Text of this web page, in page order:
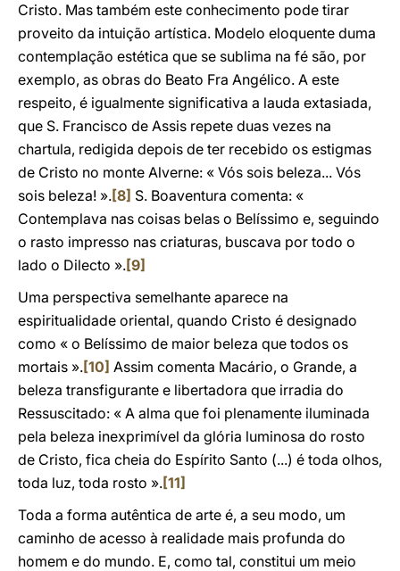
Cristo. Mas também este conhecimento pode tirar
proveito da intuição artística. Modelo eloquente duma
contemplação estética que se sublima na fé são, por
exemplo, as obras do Beato Fra Angélico. A este
respeito, é igualmente significativa a lauda extasiada,
que S. Francisco de Assis repete duas vezes na
chartula, redigida depois de ter recebido os estigmas
de Cristo no monte Alverne: « Vós sois beleza... Vós
sois beleza! ».[8] S. Boaventura comenta: «
Contemplava nas coisas belas o Belíssimo e, seguindo
o rasto impresso nas criaturas, buscava por todo o
lado o Dilecto ».[9]
Uma perspectiva semelhante aparece na
espiritualidade oriental, quando Cristo é designado
como « o Belíssimo de maior beleza que todos os
mortais ».[10] Assim comenta Macário, o Grande, a
beleza transfigurante e libertadora que irradia do
Ressuscitado: « A alma que foi plenamente iluminada
pela beleza inexprimível da glória luminosa do rosto
de Cristo, fica cheia do Espírito Santo (...) é toda olhos,
toda luz, toda rosto ».[11]
Toda a forma autêntica de arte é, a seu modo, um
caminho de acesso à realidade mais profunda do
homem e do mundo. E, como tal, constitui um meio